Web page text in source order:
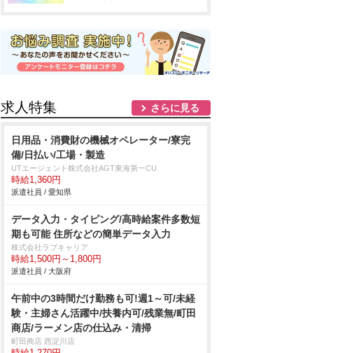
求人特集 さらに見る
日用品・消費財の機械オペレーター/寮完
備/日払い/工場・製造
UTエージェント株式会社AGT東海第一CU
時給1,360円
派遣社員 / 愛知県
データ入力・タイピング/高時給案件多数短
期も可能 住所などの簡単データ入力
株式会社ラブキャリア
時給1,500円～1,800円
派遣社員 / 大阪府
午前中の3時間だけ勤務も可!週1～可/未経
験・主婦さん活躍中/扶養内可/残業無/町田
商店/ラーメン店の仕込み・清掃
町田商店 西淀川店